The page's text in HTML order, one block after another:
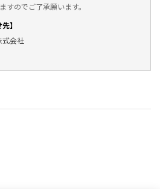
すのでご了承願います。
】
式会社